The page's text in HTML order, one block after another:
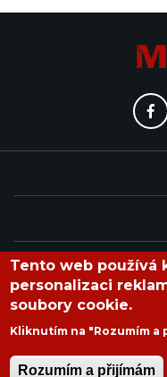
Tento web používá
personalizaci
soubory cookie.
Kliknutím na "Rozumím a
Rozumím a přijímám